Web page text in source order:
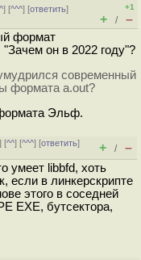
] [^^^] [ответить]
+1
+ / –
формат
он в 2022 году"?
современный
формата a.out?
Эльф.
] [^^] [^^^] [ответить]
+ / –
умеет libbfd, хоть
если в линкерскрипте
этого в соседней
EXE, бутсектора,